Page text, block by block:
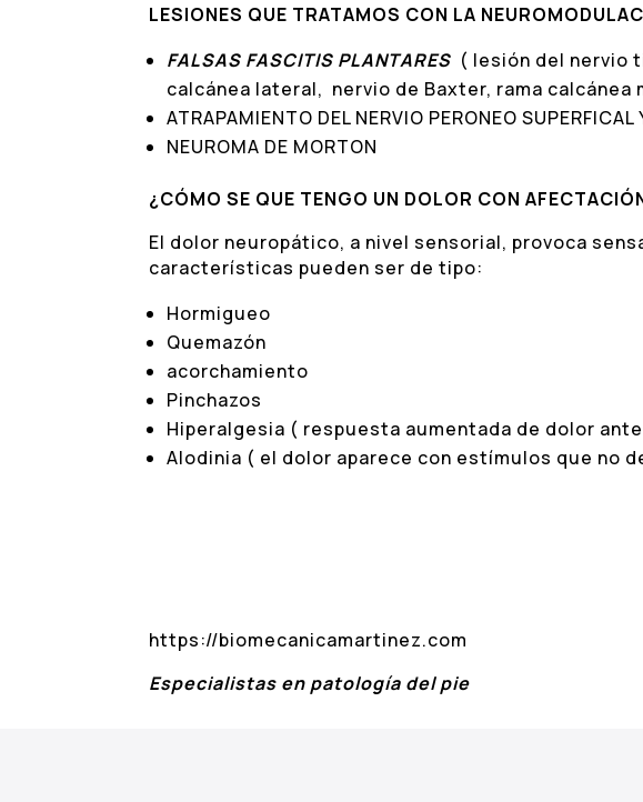
LESIONES QUE TRATAMOS CON LA
FALSAS FASCITIS PLANTARES ( lesión del nervio
calcánea lateral, nervio de Baxter, rama calcánea
ATRAPAMIENTO DEL NERVIO PERONEO SUPERFICAL
NEUROMA DE MORTON
¿CÓMO SE QUE TENGO UN DOLOR CON
El dolor neuropático, a nivel sensorial, provoca
características pueden ser de tipo:
Hormigueo
Quemazón
acorchamiento
Pinchazos
Hiperalgesia ( respuesta aumentada de dolor
Alodinia ( el dolor aparece con estímulos que no
https://biomecanicamartinez.com
Especialistas en patología del pie